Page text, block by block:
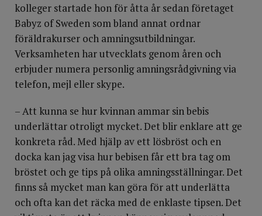
kolleger startade hon för åtta år sedan företaget
Babyz of Sweden som bland annat ordnar
föräldrakurser och amningsutbildningar.
Verksamheten har utvecklats genom åren och
erbjuder numera personlig amningsrådgivning via
telefon, mejl eller skype.
– Att kunna se hur kvinnan ammar sin bebis
underlättar otroligt mycket. Det blir enklare att ge
konkreta råd. Med hjälp av ett lösbröst och en
docka kan jag visa hur bebisen får ett bra tag om
bröstet och ge tips på olika amningsställningar. Det
finns så mycket man kan göra för att underlätta
och ofta kan det räcka med de enklaste tipsen. Det